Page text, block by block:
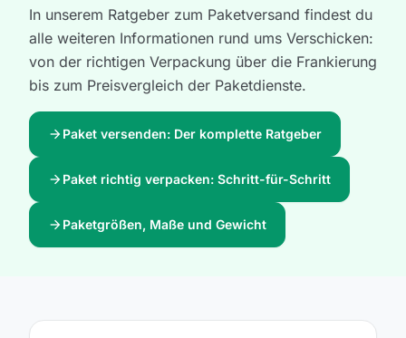
In unserem Ratgeber zum Paketversand findest du
alle weiteren Informationen rund ums Verschicken:
von der richtigen Verpackung über die Frankierung
bis zum Preisvergleich der Paketdienste.
arrow_forward Paket versenden: Der komplette Ratgeber
arrow_forward Paket richtig verpacken: Schritt-für-Schritt
arrow_forward Paketgrößen, Maße und Gewicht